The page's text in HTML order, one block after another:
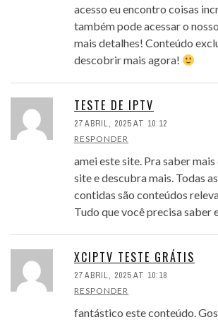
acesso eu encontro coisas
também pode acessar o
mais detalhes! Conteúdo
descobrir mais agora!
TESTE DE IPTV
27 ABRIL, 2025 AT 10:12
RESPONDER
amei este site. Pra saber
site e descubra mais. Todas
contidas são conteúdos
Tudo que você precisa saber
XCIPTV TESTE GRÁTIS
27 ABRIL, 2025 AT 10:18
RESPONDER
fantástico este conteúdo.